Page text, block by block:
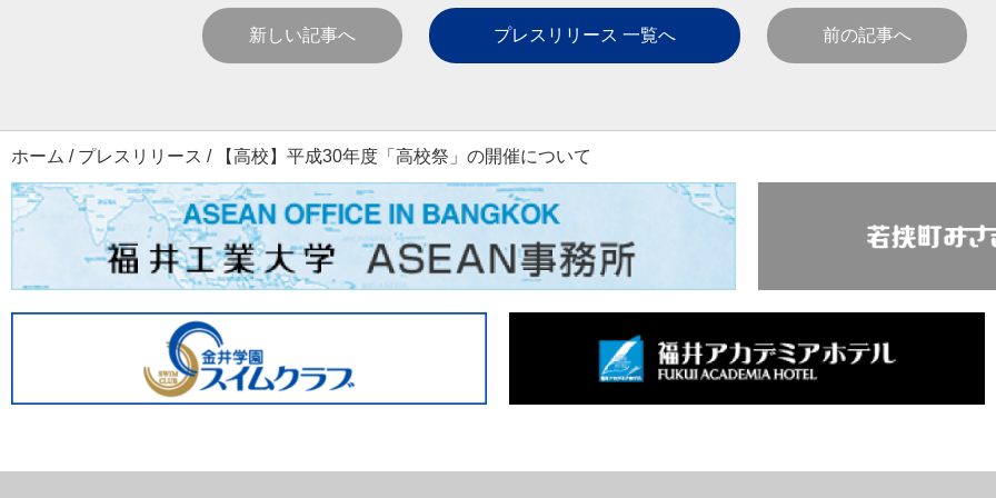
新しい記事へ プレスリリース 一覧へ 前の記事へ
ホーム / プレスリリース / 【高校】平成30年度「高校祭」の開催について